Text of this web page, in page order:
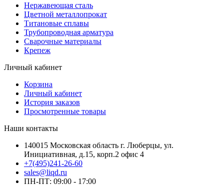
Нержавеющая сталь
Цветной металлопрокат
Титановые сплавы
Трубопроводная арматура
Сварочные материалы
Крепеж
Личный кабинет
Корзина
Личный кабинет
История заказов
Просмотренные товары
Наши контакты
140015 Московская область г. Люберцы, ул.
Инициативная, д.15, корп.2 офис 4
+7(495)241-26-60
sales@liqd.ru
ПН-ПТ: 09:00 - 17:00